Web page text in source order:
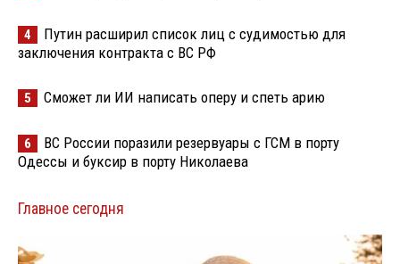
4
Путин расширил список лиц с судимостью для
заключения контракта с ВС РФ
5 Сможет ли ИИ написать оперу и спеть арию
6
ВС России поразили резервуары с ГСМ в порту
Одессы и буксир в порту Николаева
Главное сегодня